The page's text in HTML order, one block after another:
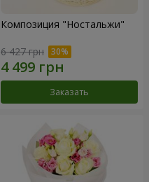
Композиция "Ностальжи"
6 427 грн
Заказать